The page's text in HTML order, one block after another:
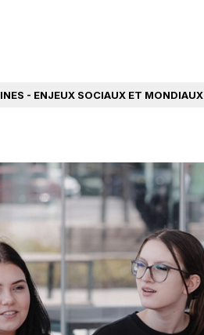
- ENJEUX SOCIAUX ET MONDIAUX